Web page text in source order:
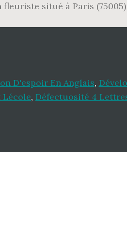
fleuriste situé à Paris
D'espoir En Anglais,
Lécole, Défectuosité 4